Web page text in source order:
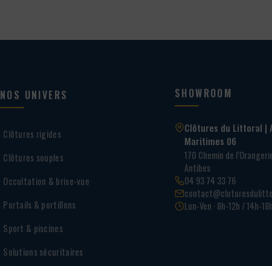
NOS UNIVERS
Clôtures rigides
Clôtures souples
Occultation & brise-vue
Portails & portillons
Sport & piscines
Solutions sécuritaires
SHOWROOM
Clôtures du Littoral |
Maritimes 06
170 Chemin de
Antibes
04 93 74 33 76
Lun-Ven · 8h-12h / 14h-18h